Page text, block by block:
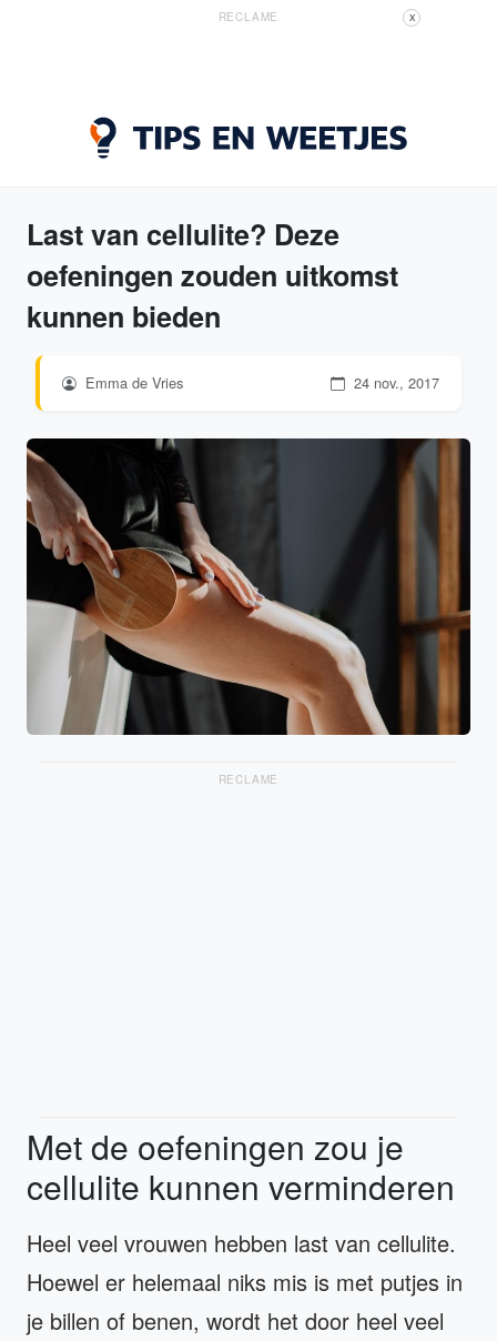
RECLAME X
Last van cellulite? Deze
oefeningen zouden uitkomst
kunnen bieden
Emma de Vries 24 nov., 2017
RECLAME
Met de oefeningen zou je
cellulite kunnen verminderen
Heel veel vrouwen hebben last van cellulite.
Hoewel er helemaal niks mis is met putjes in
je billen of benen, wordt het door heel veel